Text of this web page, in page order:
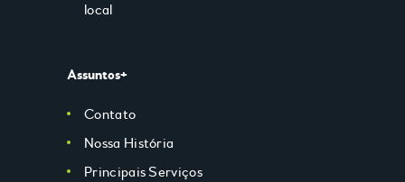
local
Assuntos+
Contato
Nossa História
Principais Serviços